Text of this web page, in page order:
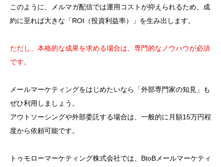
このように、メルマガ配信では運用コストが抑えられるため、成
約に至れば大きな「ROI（投資利益率）」を生み出します。
ただし、本格的な成果を求める場合は、専門的なノウハウが必須
です。
メールマーケティングをはじめたいなら「外部専門家の知見」も
ぜひ利用しましょう。
アウトソーシングや外部委託する場合は、一般的に月額15万円程
度から依頼可能です。
トゥモローマーケティング株式会社では、BtoBメールマーケティ